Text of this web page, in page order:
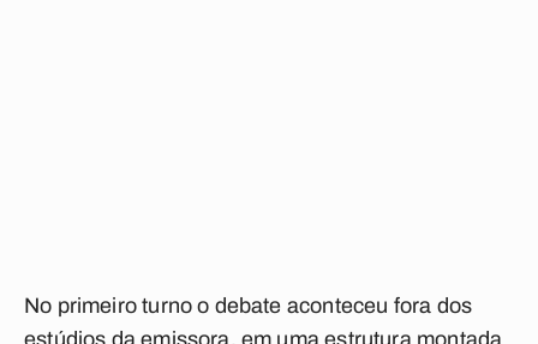
No primeiro turno o debate aconteceu fora dos
estúdios da emissora, em uma estrutura montada